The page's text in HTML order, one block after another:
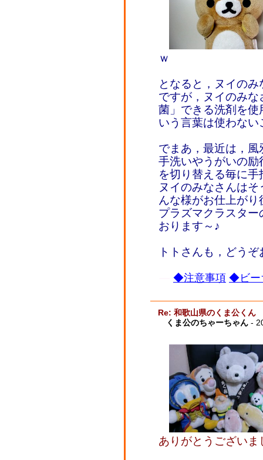
ｗ
となると，ヌイの
ですが，ヌイのみ
菌」できる洗剤を
いう言葉は使わな
でまあ，最近は，
手洗いやうがいの
を切り替える毎に
ヌイのみなさんは
んな様がお仕上が
プラズマクラスタ
おります～♪
トトさんも，どう
◆注意事項 ◆ビー
Re: 和歌山県のくま公くん
くま公のちゃーちゃん -
ありがとうございま